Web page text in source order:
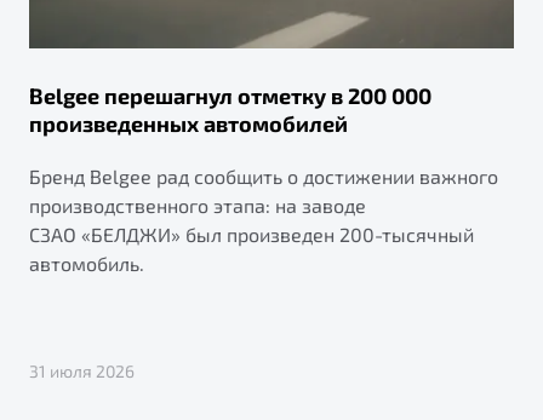
Belgee перешагнул отметку в 200 000
произведенных автомобилей
Бренд Belgee рад сообщить о достижении важного
производственного этапа: на заводе
СЗАО «БЕЛДЖИ» был произведен 200-тысячный
автомобиль.
31 июля 2026